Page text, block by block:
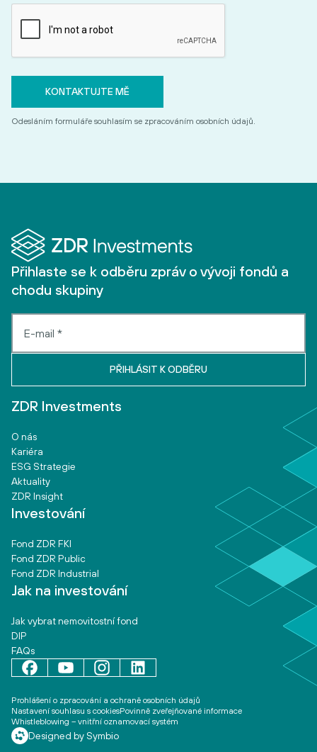
Odesláním formuláře souhlasím se zpracováním osobních údajů.
Přihlaste se k odběru zpráv o vývoji fondů a
chodu skupiny
ZDR Investments
O nás
Kariéra
ESG Strategie
Aktuality
ZDR Insight
Investování
Fond ZDR FKI
Fond ZDR Public
Fond ZDR Industrial
Jak na investování
Jak vybrat nemovitostní fond
DIP
FAQs
Prohlášení o zpracování a ochraně osobních údajů
Nastavení souhlasu s cookiesPovinně zveřejňované informace
Whistleblowing – vnitřní oznamovací systém
Designed by Symbio